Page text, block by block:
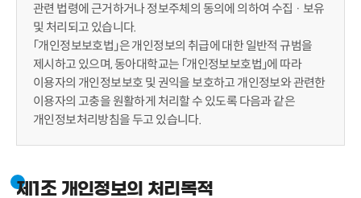
관련 법령에 근거하거나 정보주체의 동의에 의하여 수집 · 보유
및 처리되고 있습니다.
「개인정보보호법」은 개인정보의 취급에 대한 일반적 규범을
제시하고 있으며, 동아대학교는 「개인정보보호법」에 따라
이용자의 개인정보보호 및 권익을 보호하고 개인정보와 관련한
이용자의 고충을 원활하게 처리할 수 있도록 다음과 같은
개인정보처리방침을 두고 있습니다.
제1조 개인정보의 처리목적